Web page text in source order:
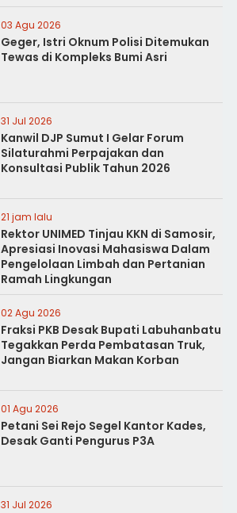
03 Agu 2026
Geger, Istri Oknum Polisi Ditemukan
Tewas di Kompleks Bumi Asri
31 Jul 2026
Kanwil DJP Sumut I Gelar Forum
Silaturahmi Perpajakan dan
Konsultasi Publik Tahun 2026
21 jam lalu
Rektor UNIMED Tinjau KKN di Samosir,
Apresiasi Inovasi Mahasiswa Dalam
Pengelolaan Limbah dan Pertanian
Ramah Lingkungan
02 Agu 2026
Fraksi PKB Desak Bupati Labuhanbatu
Tegakkan Perda Pembatasan Truk,
Jangan Biarkan Makan Korban
01 Agu 2026
Petani Sei Rejo Segel Kantor Kades,
Desak Ganti Pengurus P3A
31 Jul 2026